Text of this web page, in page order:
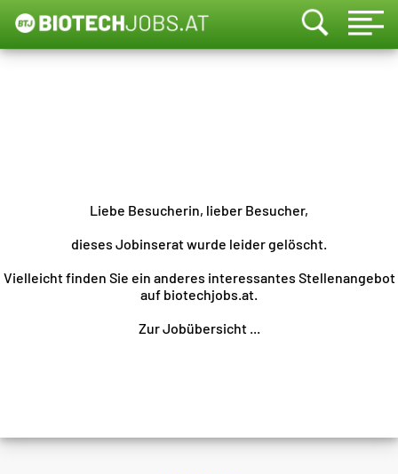
Liebe Besucherin, lieber Besucher,
dieses Jobinserat wurde leider gelöscht.
Vielleicht finden Sie ein anderes interessantes Stellenangebot
auf biotechjobs.at.
Zur Jobübersicht ...